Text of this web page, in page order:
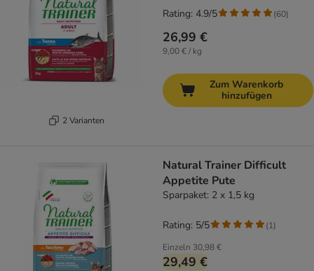
2 Varianten
26,99 €
9,00 € / kg
Rating: 4.9/5 (60)
Zum Warenkorb
hinzufügen
Natural Trainer Difficult
Appetite Pute
Sparpaket: 2 x 1,5 kg
Einzeln 30,98 €
29,49 €
Rating: 5/5 (1)